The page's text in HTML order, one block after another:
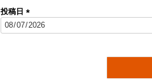
投稿日
(